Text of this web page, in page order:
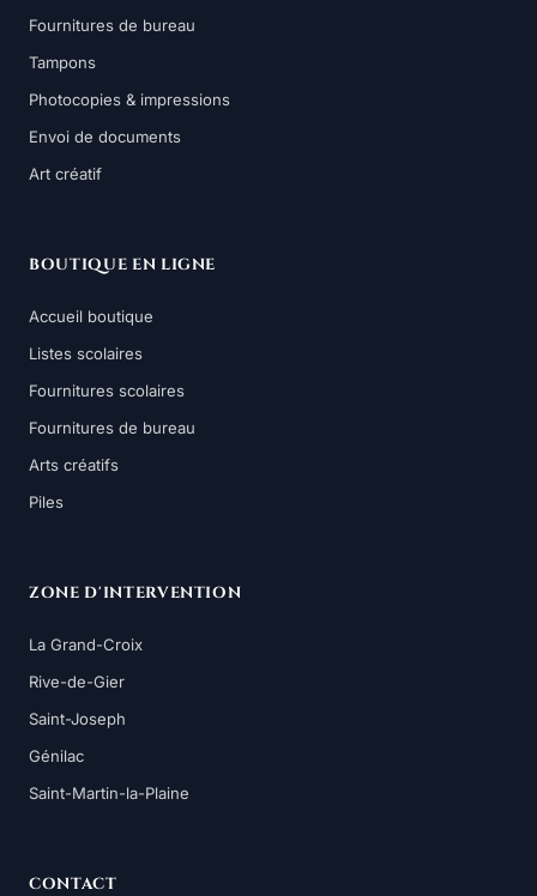
Fournitures de bureau
Tampons
Photocopies & impressions
Envoi de documents
Art créatif
BOUTIQUE EN LIGNE
Accueil boutique
Listes scolaires
Fournitures scolaires
Fournitures de bureau
Arts créatifs
Piles
ZONE D'INTERVENTION
La Grand-Croix
Rive-de-Gier
Saint-Joseph
Génilac
Saint-Martin-la-Plaine
CONTACT